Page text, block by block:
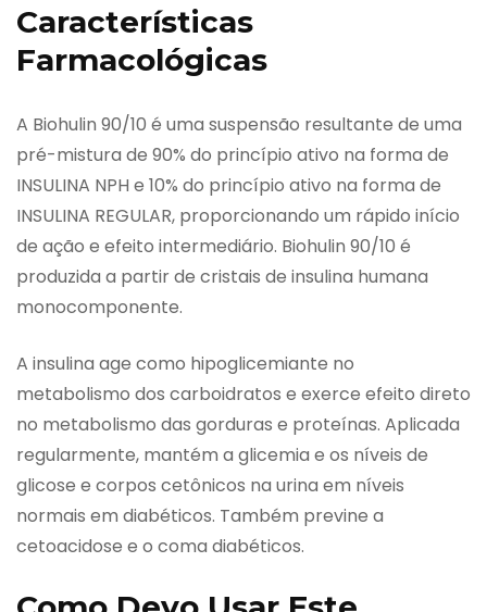
Características
Farmacológicas
A Biohulin 90/10 é uma suspensão resultante de uma
pré-mistura de 90% do princípio ativo na forma de
INSULINA NPH e 10% do princípio ativo na forma de
INSULINA REGULAR, proporcionando um rápido início
de ação e efeito intermediário. Biohulin 90/10 é
produzida a partir de cristais de insulina humana
monocomponente.
A insulina age como hipoglicemiante no
metabolismo dos carboidratos e exerce efeito direto
no metabolismo das gorduras e proteínas. Aplicada
regularmente, mantém a glicemia e os níveis de
glicose e corpos cetônicos na urina em níveis
normais em diabéticos. Também previne a
cetoacidose e o coma diabéticos.